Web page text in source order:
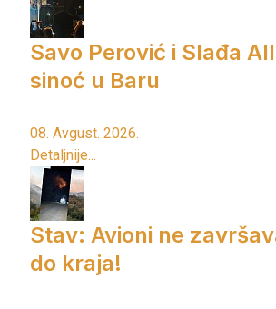
Savo Perović i Slađa
sinoć u Baru
08. Avgust. 2026.
Detaljnije...
Stav: Avioni ne
do kraja!